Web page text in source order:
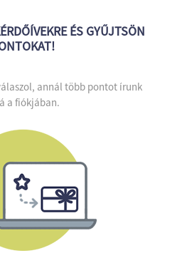
ÉS GYŰJTSÖN
annál több pontot írunk
a fiókjában.